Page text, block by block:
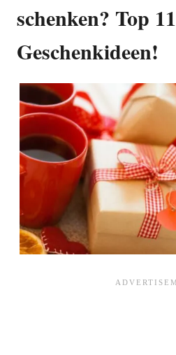
schenken? Top 11
Geschenkideen!